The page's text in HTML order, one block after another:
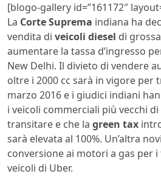
[blogo-gallery id=”161172″
La Corte Suprema indiana ha
vendita di veicoli diesel di
aumentare la tassa d’ingresso
New Delhi. Il divieto di vendere
oltre i 2000 cc sarà in vigore per
marzo 2016 e i giudici indiani
i veicoli commerciali più vecchi
transitare e che la green tax
sarà elevata al 100%. Un’altra
conversione ai motori a gas per i
veicoli di Uber.